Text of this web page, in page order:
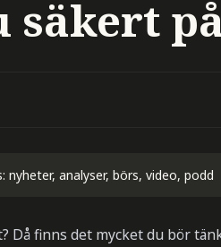
säkert
nyheter, analyser, börs, video, podd
finns det mycket du bör